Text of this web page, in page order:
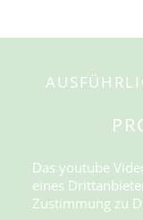
Das youtube
eines
Zustimmung zu